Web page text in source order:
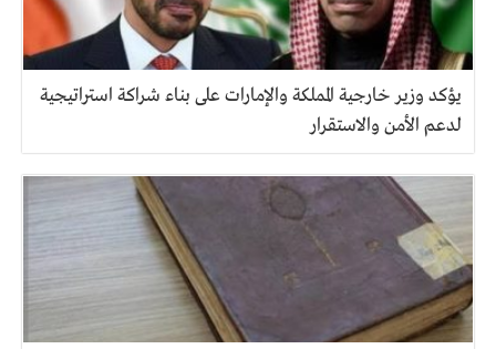
يؤكد وزير خارجية المملكة والإمارات على بناء شراكة استراتيجية
لدعم الأمن والاستقرار